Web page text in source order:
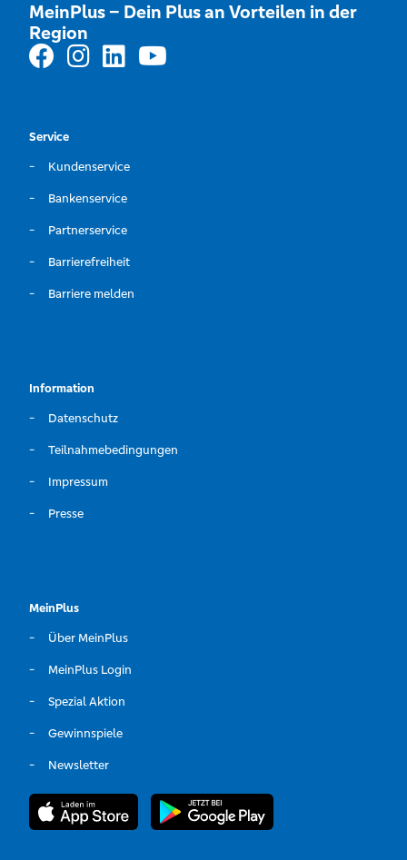
MeinPlus – Dein Plus an Vorteilen in der
Region
Service
Kundenservice
Bankenservice
Partnerservice
Barrierefreiheit
Barriere melden
Information
Datenschutz
Teilnahmebedingungen
Impressum
Presse
MeinPlus
Über MeinPlus
MeinPlus Login
Spezial Aktion
Gewinnspiele
Newsletter